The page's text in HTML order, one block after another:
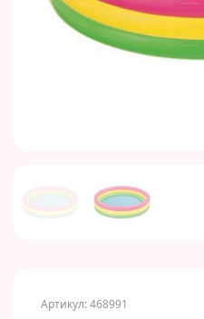
Previous
Артикул: 468991